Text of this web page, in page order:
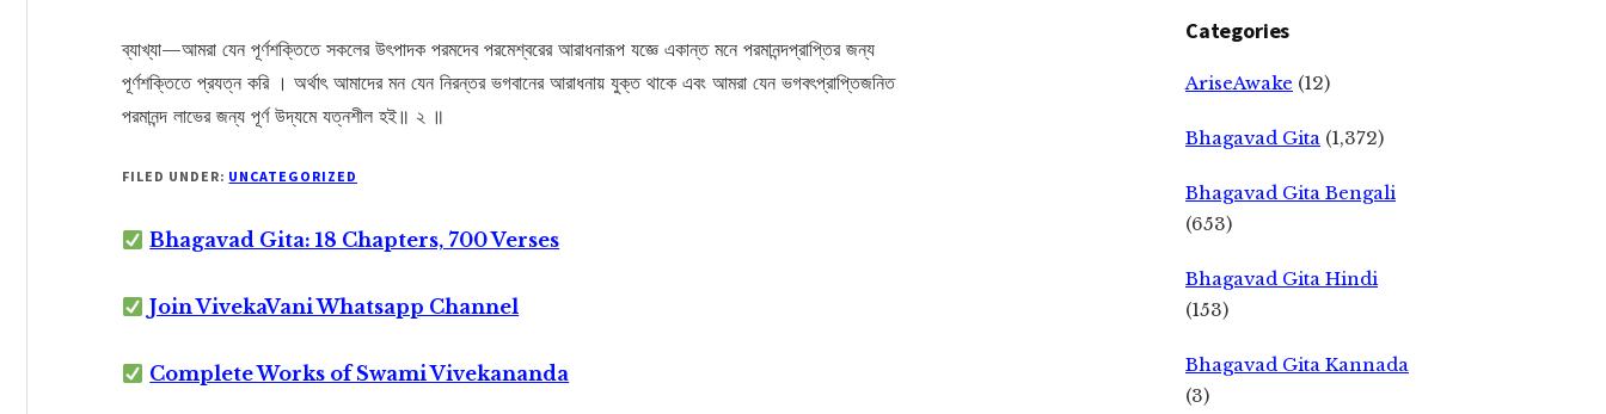
ব্যাখ্যা—আমরা যেন পূর্ণশক্তিতে সকলের উৎপাদক পরমদেব পরমেশ্বরের আরাধনারূপ যজ্ঞে একান্ত মনে পরমানন্দপ্রাপ্তির জন্য
পূর্ণশক্তিতে প্রযত্ন করি । অর্থাৎ আমাদের মন যেন নিরন্তর ভগবানের আরাধনায় যুক্ত থাকে এবং আমরা যেন ভগবৎপ্রাপ্তিজনিত
পরমানন্দ লাভের জন্য পূর্ণ উদ্যমে যত্নশীল হই॥ ২ ॥
FILED UNDER: UNCATEGORIZED
Bhagavad Gita: 18 Chapters, 700 Verses
Join VivekaVani Whatsapp Channel
Complete Works of Swami Vivekananda
Categories
AriseAwake (12)
Bhagavad Gita (1,372)
Bhagavad Gita Bengali
(653)
Bhagavad Gita Hindi
(153)
Bhagavad Gita Kannada
(3)